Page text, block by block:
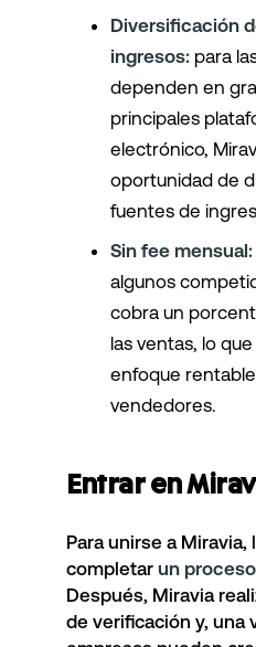
Diversificación
ingresos: para
dependen en
principales
electrónico,
oportunidad de
fuentes de
Sin fee mensual:
algunos
cobra un
las ventas, lo
enfoque
vendedores.
Entrar en
Para unirse a
completar un
Después, Miravia
de verificación y, una